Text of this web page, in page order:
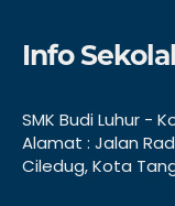
Info
SMK Budi Luhur -
Alamat : Jalan
Ciledug, Kota